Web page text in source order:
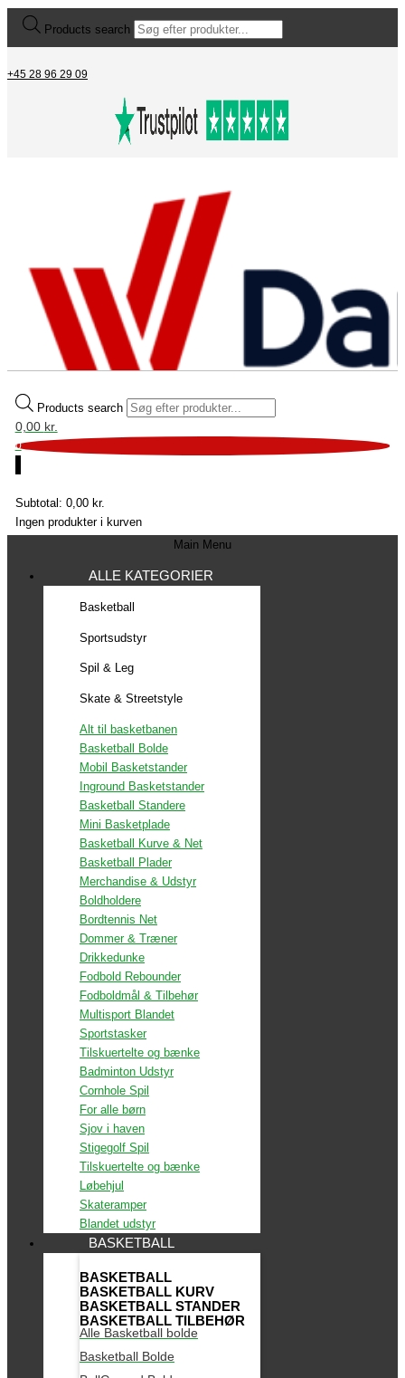
Products search
+45 28 96 29 09
Products search
0,00 kr.
0
Subtotal: 0,00 kr.
Ingen produkter i kurven
Main Menu
ALLE KATEGORIER
Basketball
Sportsudstyr
Spil & Leg
Skate & Streetstyle
Alt til basketbanen
Basketball Bolde
Mobil Basketstander
Inground Basketstander
Basketball Standere
Mini Basketplade
Basketball Kurve & Net
Basketball Plader
Merchandise & Udstyr
Boldholdere
Bordtennis Net
Dommer & Træner
Drikkedunke
Fodbold Rebounder
Fodboldmål & Tilbehør
Multisport Blandet
Sportstasker
Tilskuertelte og bænke
Badminton Udstyr
Cornhole Spil
For alle børn
Sjov i haven
Stigegolf Spil
Tilskuertelte og bænke
Løbehjul
Skateramper
Blandet udstyr
BASKETBALL
BASKETBALL
BASKETBALL KURV
BASKETBALL STANDER
BASKETBALL TILBEHØR
Alle Basketball bolde
Basketball Bolde